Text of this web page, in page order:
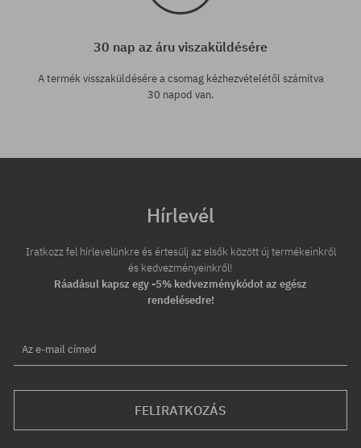
30 nap az áru viszaküldésére
A termék visszaküldésére a csomag kézhezvételétől számítva
30 napod van.
Hírlevél
Iratkozz fel hírlevelünkre és értesülj az elsők között új termékeinkről
és kedvezményeinkről!
Ráadásul kapsz egy -5% kedvezménykódot az egész
rendelésedre!
Az e-mail címed
FELIRATKOZÁS